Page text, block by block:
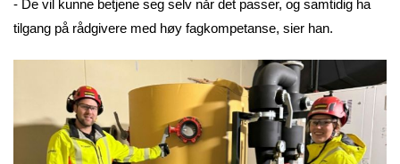
- De vil kunne betjene seg selv når det passer, og samtidig ha
tilgang på rådgivere med høy fagkompetanse, sier han.